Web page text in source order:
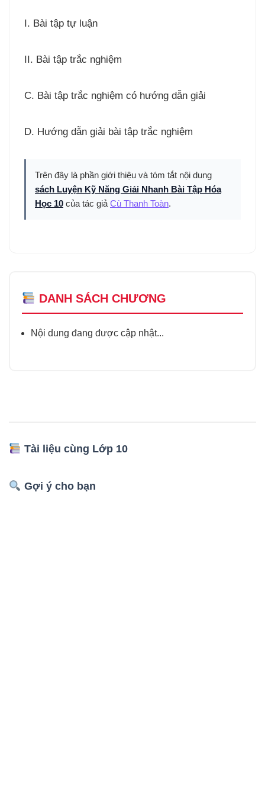
I. Bài tập tự luận
II. Bài tập trắc nghiệm
C. Bài tập trắc nghiệm có hướng dẫn giải
D. Hướng dẫn giải bài tập trắc nghiệm
Trên đây là phần giới thiệu và tóm tắt nội dung
sách Luyện Kỹ Năng Giải Nhanh Bài Tập Hóa
Học 10 của tác giả Cù Thanh Toàn.
DANH SÁCH CHƯƠNG
Nội dung đang được cập nhật...
Tài liệu cùng Lớp 10
Gợi ý cho bạn